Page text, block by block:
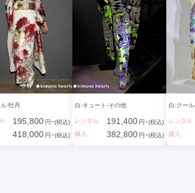
。
で、媚びない大人モードスタイル。
いい自分スタイル。
ル 牡丹
195,800 円~(税込)
418,000 円~(税込)
白 キュート その他
レンタル 191,400 円~(税込)
購入
382,800 円~(税込)
白 クール
レンタル
購入